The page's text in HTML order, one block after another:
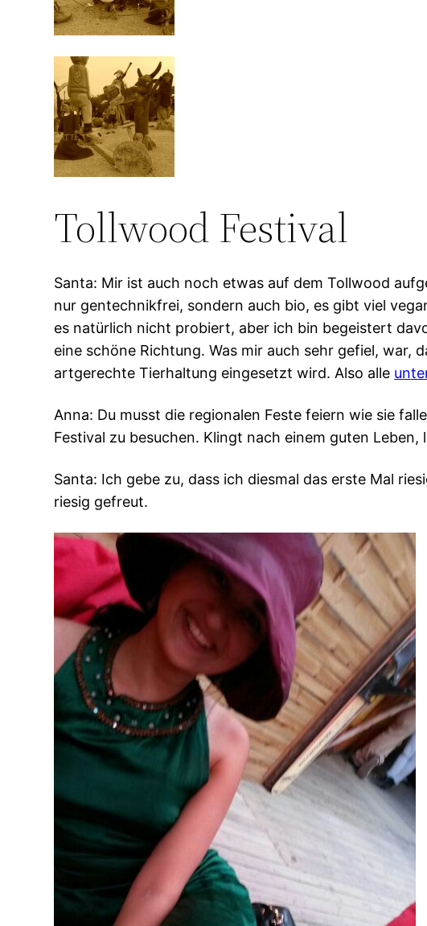
Tollwood Festival
Santa: Mir ist auch noch etwas auf dem Tollwood
nur gentechnikfrei, sondern auch bio, es gibt viel
es natürlich nicht probiert, aber ich bin begeistert
eine schöne Richtung. Was mir auch sehr gefiel, war,
artgerechte Tierhaltung eingesetzt wird. Also alle
Anna: Du musst die regionalen Feste feiern wie sie
Festival zu besuchen. Klingt nach einem guten Leben,
Santa: Ich gebe zu, dass ich diesmal das erste Mal
riesig gefreut.